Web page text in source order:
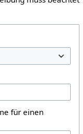
für einen